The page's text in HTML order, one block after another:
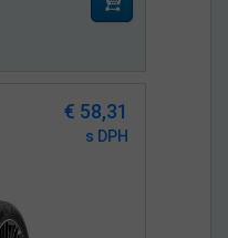
€ 58,31
s DPH